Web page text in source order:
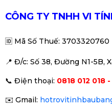
CÔNG TY TNHH VI
🆔 Mã Số Thuế: 3703320760
📍 Đ/c: Số 38, Đường N1-5B,
📞 Điện thoại: 0818 012 018
✉️ Gmail: